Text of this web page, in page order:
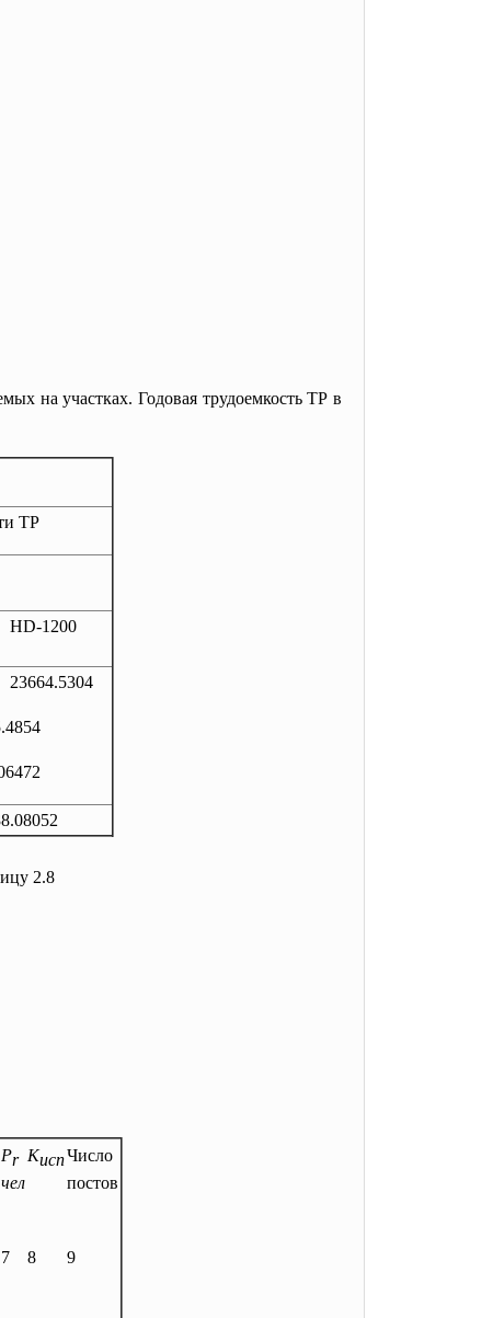
на участках. Годовая трудоемкость ТР в
ТР
HD-1200
23664.5304
2.8
Рr
чел
КиспЧисло
постов
7 8 9